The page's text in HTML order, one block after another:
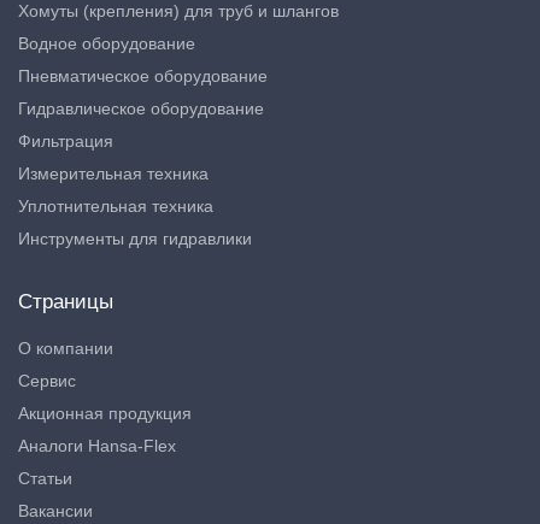
Хомуты (крепления) для труб и шлангов
Водное оборудование
Пневматическое оборудование
Гидравлическое оборудование
Фильтрация
Измерительная техника
Уплотнительная техника
Инструменты для гидравлики
Страницы
О компании
Сервис
Акционная продукция
Аналоги Hansa-Flex
Статьи
Вакансии